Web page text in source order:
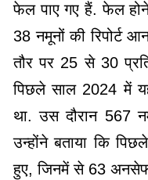
फेल पाए गए हैं. फेल
38 नमूनों की रिपोर्ट
तौर पर 25 से 30
पिछले साल 2024 में
था. उस दौरान 567
उन्होंने बताया कि
हुए, जिनमें से 63